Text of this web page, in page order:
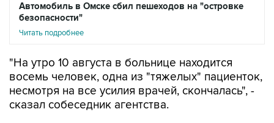
Автомобиль в Омске сбил пешеходов на "островке
безопасности"
Читать подробнее
"На утро 10 августа в больнице находится
восемь человек, одна из "тяжелых" пациенток,
несмотря на все усилия врачей, скончалась", -
сказал собеседник агентства.